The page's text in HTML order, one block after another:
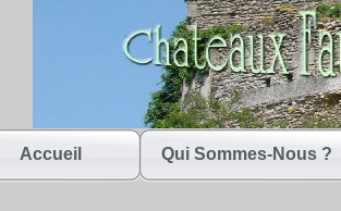
Accueil Qui Sommes-Nous ?